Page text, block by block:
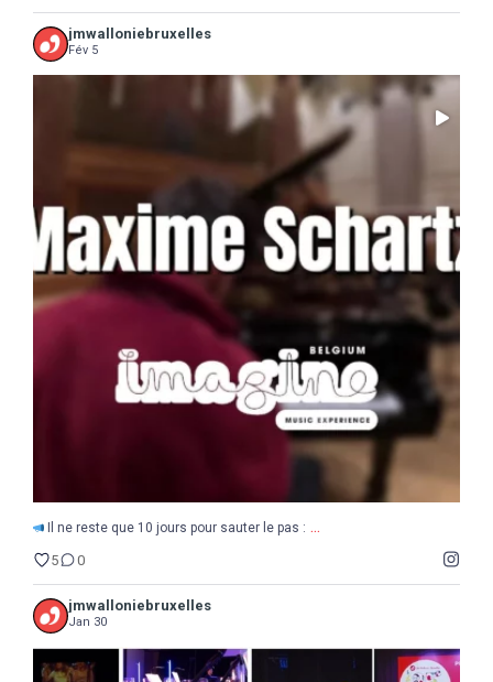
jmwalloniebruxelles
Fév 5
Il ne reste que 10 jours pour sauter le pas :
5
Il ne reste que 10 jours pour sauter le pas : ...
5 0
jmwalloniebruxelles
Jan 30